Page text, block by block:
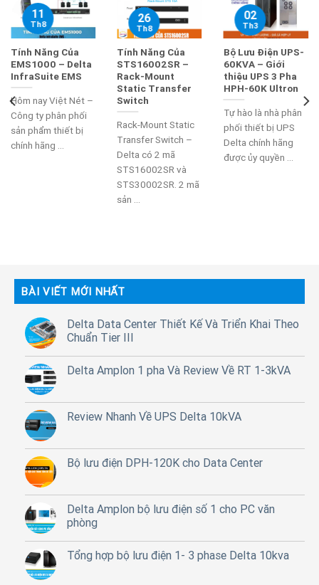
Tính Năng Của
EMS1000 – Delta
InfraSuite EMS
Hôm nay Việt Nét –
Công ty phân phối
sản phẩm thiết bị
chính hãng ...
11
Th8
Tính Năng Của
STS16002SR –
Rack-Mount
Static Transfer
Switch
Rack-Mount Static
Transfer Switch –
Delta có 2 mã
STS16002SR và
STS30002SR. 2 mã
sản ...
26
Th8
Bộ Lưu Điện UPS-
60KVA – Giới
thiệu UPS 3 Pha
HPH-60K Ultron
Tự hào là nhà phân
phối thiết bị UPS
Delta chính hãng
được ủy quyền ...
02
Th3
BÀI VIẾT MỚI NHẤT
Delta Data Center Thiết Kế Và Triển Khai Theo
Chuẩn Tier III
Delta Amplon 1 pha Và Review Về RT 1-3kVA
Review Nhanh Về UPS Delta 10kVA
Bộ lưu điện DPH-120K cho Data Center
Delta Amplon bộ lưu điện số 1 cho PC văn
phòng
Tổng hợp bộ lưu điện 1- 3 phase Delta 10kva